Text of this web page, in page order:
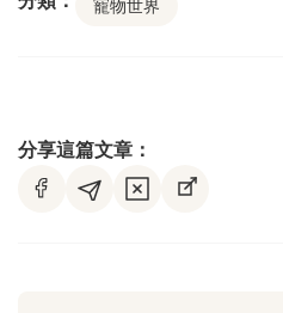
寵物世界
分享這篇文章：